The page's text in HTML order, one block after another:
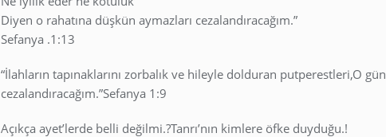
Diyen o rahatına düşkün aymazları cezalandıracağım.”
Sefanya .1:13
“İlahların tapınaklarını zorbalık ve hileyle dolduran putperestleri,O gün
cezalandıracağım.”Sefanya 1:9
Açıkça ayet’lerde belli değilmi.?Tanrı’nın kimlere öfke duyduğu.!